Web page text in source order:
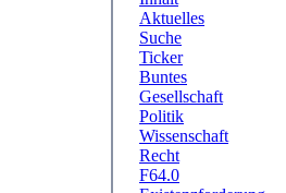
Aktuelles
Suche
Ticker
Buntes
Gesellschaft
Politik
Wissenschaft
Recht
F64.0